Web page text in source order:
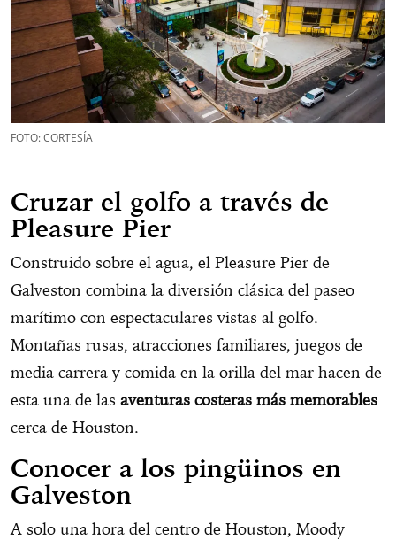
FOTO: CORTESÍA
Cruzar el golfo a través de
Pleasure Pier
Construido sobre el agua, el Pleasure Pier de
Galveston combina la diversión clásica del paseo
marítimo con espectaculares vistas al golfo.
Montañas rusas, atracciones familiares, juegos de
media carrera y comida en la orilla del mar hacen de
esta una de las aventuras costeras más memorables
cerca de Houston.
Conocer a los pingüinos en
Galveston
A solo una hora del centro de Houston, Moody